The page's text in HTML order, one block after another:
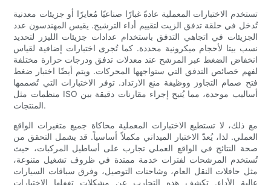
تستخدم الاختبارات المعملية عادةً غبارًا صناعيًا مُعايرًا أو جزيئات معدنية
تُدخل في حلقة تدفق الزيت لتقييم أداء الترشيح. يقيس المهندسون عدد
الجزيئات في اتجاهي التدفق باستخدام عدادات جزيئات الليزر لتحديد
نسب بيتا لأحجام ميكرونية محددة. كما تُجرى اختبارات إضافية لقياس
انخفاض الضغط عبر المرشح عند معدلات تدفق ودرجات حرارة مختلفة
لفهم خصائص التدفق التي ستواجهها المحركات. ويتم أيضًا اختبار ضغط
فتح صمام التجاوز ووظيفة منع الارتداد. توفر الاختبارات التي تُصممها
منظمات مثل ISO أساليب موحدة، مما يُتيح إجراء مقارنات دقيقة بين
المنتجات.
مع ذلك، لا تستطيع الاختبارات المعملية محاكاة جميع متغيرات الواقع
العملي. لذا، يُعدّ الاختبار الميداني مكملاً أساسياً. قد يشمل التحقق من
صحة النتائج في الواقع العملي تجارب على أساطيل المركبات، حيث
تُستخدم المرشحات لفترات خدمة ممتدة في ظروف تشغيل متنوعة،
مثل حافلات النقل العام، وشاحنات التوصيل، وفرق سباقات السيارات
عالية الأداء. تكشف هذه التجارب عن مشكلات تغفلها الاختبارات